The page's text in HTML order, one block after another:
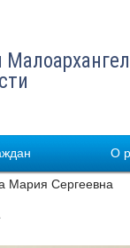
О
Мария Сергеевна